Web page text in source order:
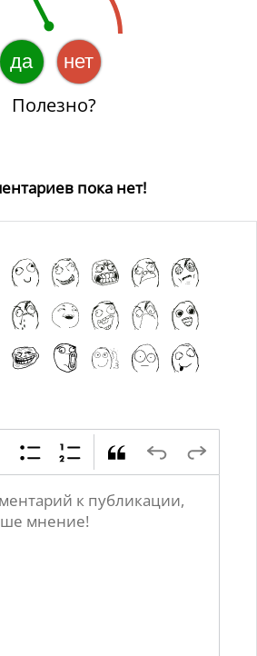
да нет
Полезно?
пока нет!